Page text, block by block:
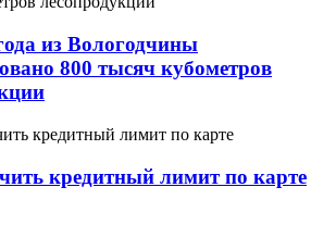
из Вологодчины
800 тысяч кубометров
кредитный лимит по карте